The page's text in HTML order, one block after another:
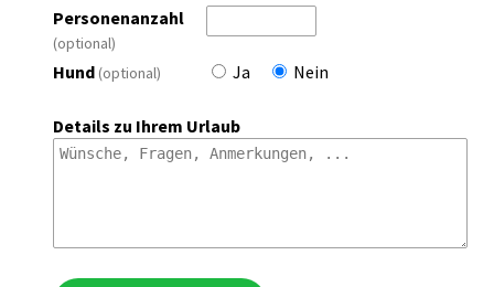
Personenanzahl
(optional)
Hund (optional) Ja Nein
Details zu Ihrem Urlaub